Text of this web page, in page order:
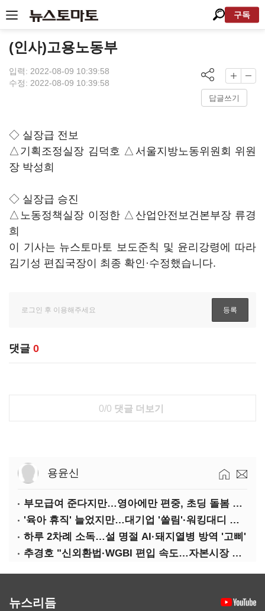
구독
(인사)고용노동부
입력: 2022-08-09 10:39:58
수정: 2022-08-09 10:39:58
답글쓰기
◇ 실장급 전보
△기획조정실장 김덕호 △서울지방노동위원회 위원
장 박성희
◇ 실장급 승진
△노동정책실장 이정한 △산업안전보건본부장 류경
희
이 기사는 뉴스토마토 보도준칙 및 윤리강령에 따라
김기성 편집국장이 최종 확인·수정했습니다.
댓글 0
0/0 댓글 더보기
용윤신
부모급여 준다지만…영아에만 편중, 초딩 돌봄 절실
'육아 휴직' 늘었지만…대기업 '쏠림'·워킹대디 여전히 '저조'
하루 2차례 소독…설 명절 AI·돼지열병 방역 '고삐'
추경호 "신외환법·WGBI 편입 속도…자본시장 투자환경 개선"
뉴스리듬